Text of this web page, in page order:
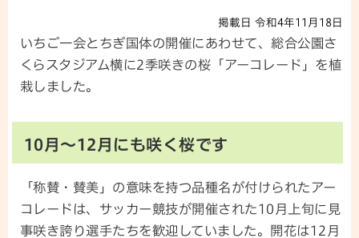
掲載日 令和4年11月18日
いちご一会とちぎ国体の開催にあわせて、総合公園さ
くらスタジアム横に2季咲きの桜「アーコレード」を植
栽しました。
10月～12月にも咲く桜です
「称賛・賛美」の意味を持つ品種名が付けられたアー
コレードは、サッカー競技が開催された10月上旬に見
事咲き誇り選手たちを歓迎していました。開花は12月